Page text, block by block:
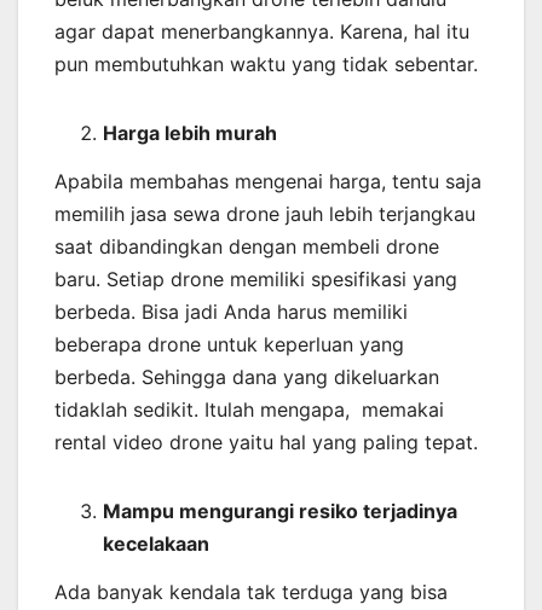
agar dapat menerbangkannya. Karena, hal itu
pun membutuhkan waktu yang tidak sebentar.
Harga lebih murah
Apabila membahas mengenai harga, tentu saja
memilih jasa sewa drone jauh lebih terjangkau
saat dibandingkan dengan membeli drone
baru. Setiap drone memiliki spesifikasi yang
berbeda. Bisa jadi Anda harus memiliki
beberapa drone untuk keperluan yang
berbeda. Sehingga dana yang dikeluarkan
tidaklah sedikit. Itulah mengapa, memakai
rental video drone yaitu hal yang paling tepat.
Mampu mengurangi resiko terjadinya
kecelakaan
Ada banyak kendala tak terduga yang bisa